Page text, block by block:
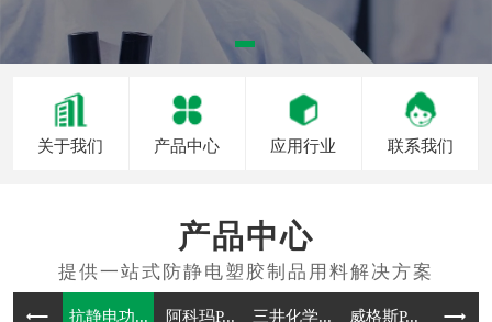
关于我们 产品中心 应用行业 联系我们
产品中心
抗静电功... 阿科玛P... 三井化学... 威格斯P... 抗静电